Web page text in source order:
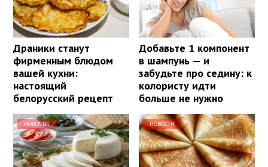
Драники станут
фирменным блюдом
вашей кухни:
настоящий
белорусский рецепт
Добавьте 1 компонент
в шампунь — и
забудьте про седину: к
колористу идти
больше не нужно
НОВОСТИ НОВОСТИ